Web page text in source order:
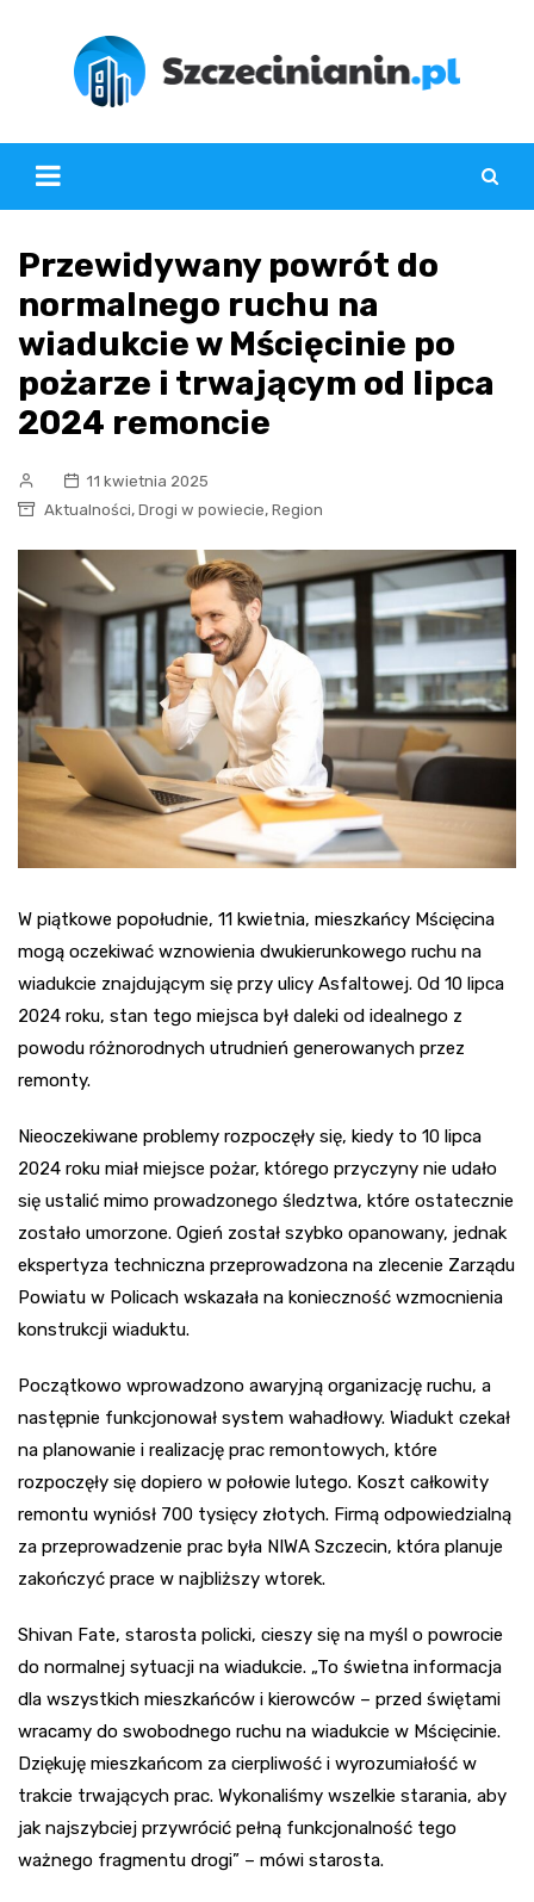
Przewidywany powrót do
normalnego ruchu na
wiadukcie w Mścięcinie po
pożarze i trwającym od lipca
2024 remoncie
11 kwietnia 2025
Aktualności, Drogi w powiecie, Region
W piątkowe popołudnie, 11 kwietnia, mieszkańcy Mścięcina
mogą oczekiwać wznowienia dwukierunkowego ruchu na
wiadukcie znajdującym się przy ulicy Asfaltowej. Od 10 lipca
2024 roku, stan tego miejsca był daleki od idealnego z
powodu różnorodnych utrudnień generowanych przez
remonty.
Nieoczekiwane problemy rozpoczęły się, kiedy to 10 lipca
2024 roku miał miejsce pożar, którego przyczyny nie udało
się ustalić mimo prowadzonego śledztwa, które ostatecznie
zostało umorzone. Ogień został szybko opanowany, jednak
ekspertyza techniczna przeprowadzona na zlecenie Zarządu
Powiatu w Policach wskazała na konieczność wzmocnienia
konstrukcji wiaduktu.
Początkowo wprowadzono awaryjną organizację ruchu, a
następnie funkcjonował system wahadłowy. Wiadukt czekał
na planowanie i realizację prac remontowych, które
rozpoczęły się dopiero w połowie lutego. Koszt całkowity
remontu wyniósł 700 tysięcy złotych. Firmą odpowiedzialną
za przeprowadzenie prac była NIWA Szczecin, która planuje
zakończyć prace w najbliższy wtorek.
Shivan Fate, starosta policki, cieszy się na myśl o powrocie
do normalnej sytuacji na wiadukcie. „To świetna informacja
dla wszystkich mieszkańców i kierowców – przed świętami
wracamy do swobodnego ruchu na wiadukcie w Mścięcinie.
Dziękuję mieszkańcom za cierpliwość i wyrozumiałość w
trakcie trwających prac. Wykonaliśmy wszelkie starania, aby
jak najszybciej przywrócić pełną funkcjonalność tego
ważnego fragmentu drogi” – mówi starosta.